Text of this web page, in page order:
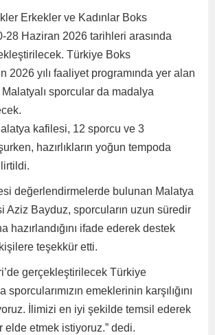
Erkekler ve Kadınlar Boks
28 Haziran 2026 tarihleri arasında
Türkiye Boks
2026 yılı faaliyet programında yer alan
sporcular da madalya
kafilesi, 12 sporcu ve 3
hazırlıkların yoğun tempoda
değerlendirmelerde bulunan Malatya
Aziz Bayduz, sporcuların uzun süredir
hazırlandığını ifade ederek destek
teşekkür etti.
gerçekleştirilecek Türkiye
sporcularımızın emeklerinin karşılığını
İlimizi en iyi şekilde temsil ederek
elde etmek istiyoruz.” dedi.